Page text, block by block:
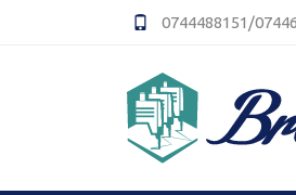
0744488151/